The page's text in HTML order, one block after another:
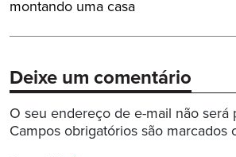
Anterior:
montando uma casa
Deixe um comentário
O seu endereço de e-mail não será
Campos obrigatórios são marcados